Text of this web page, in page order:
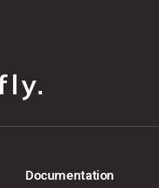
Documentation